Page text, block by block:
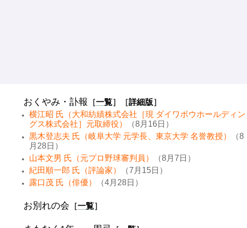
おくやみ・訃報 ［一覧］［詳細版］
横江昭 氏（大和紡績株式会社［現 ダイワボウホールディン
グス株式会社］元取締役）
（8月16日）
黒木登志夫 氏（岐阜大学 元学長、東京大学 名誉教授）
（8
月28日）
山本文男 氏（元プロ野球審判員）
（8月7日）
紀田順一郎 氏（評論家）
（7月15日）
露口茂 氏（俳優）
（4月28日）
お別れの会 ［一覧］